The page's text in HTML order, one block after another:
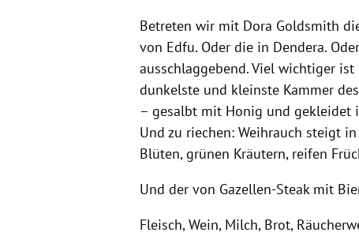
Betreten wir mit Dora Goldsmith
von Edfu. Oder die in Dendera.
ausschlaggebend. Viel wichtiger
dunkelste und kleinste Kammer
– gesalbt mit Honig und gekleidet
Und zu riechen: Weihrauch steigt
Blüten, grünen Kräutern, reifen
Und der von Gazellen-Steak mit
Fleisch, Wein, Milch, Brot,